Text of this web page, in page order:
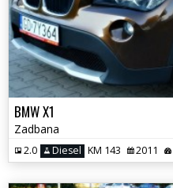
BMW X1
Zadbana
2.0 Diesel KM 143 2011